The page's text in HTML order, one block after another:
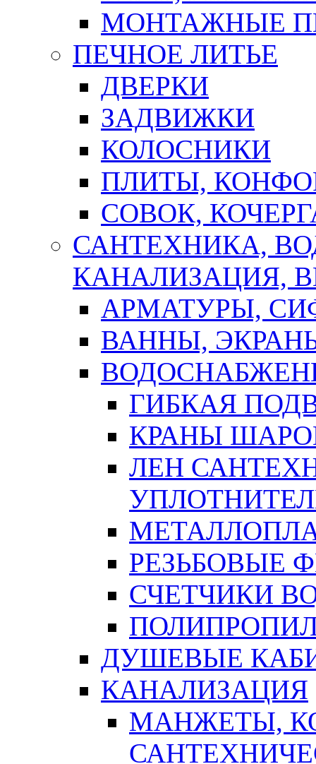
МОНТАЖНЫЕ
ПЕЧНОЕ ЛИТЬЕ
ДВЕРКИ
ЗАДВИЖКИ
КОЛОСНИКИ
ПЛИТЫ,
СОВОК,
САНТЕХНИКА,
КАНАЛИЗАЦИЯ,
АРМАТУРЫ,
ВАННЫ,
ГИБКАЯ
КРАНЫ
ЛЕН
РЕЗЬБОВЫЕ
СЧЕТЧИКИ
ДУШЕВЫЕ
КАНАЛИЗАЦИЯ
МАНЖЕТЫ,